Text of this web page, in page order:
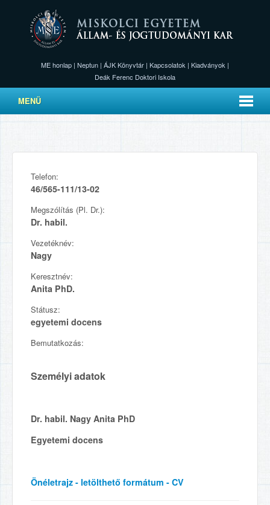
ME honlap | Neptun | ÁJK Könyvtár | Kapcsolatok | Kiadványok |
Deák Ferenc Doktori Iskola
MENÜ
Telefon:
46/565-111/13-02
Megszólítás (Pl. Dr.):
Dr. habil.
Vezetéknév:
Nagy
Keresztnév:
Anita PhD.
Státusz:
egyetemi docens
Bemutatkozás:
Személyi adatok
Dr. habil. Nagy Anita PhD
Egyetemi docens
Önéletrajz - letölthető formátum - CV